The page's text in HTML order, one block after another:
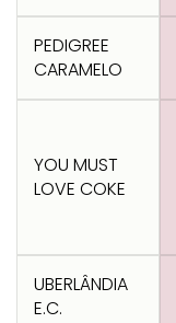
PEDIGREE
CARAMELO
YOU MUST
LOVE COKE
UBERLÂNDIA
E.C.